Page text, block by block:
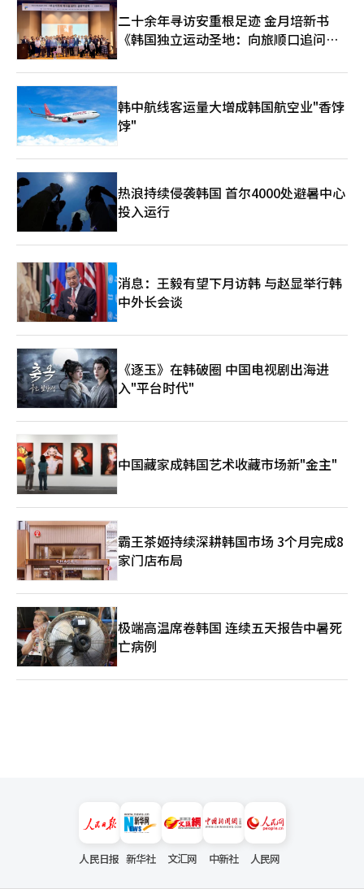
相关设备投资。为了应对航班增加，同时保持安全标准，内部投资
的扩大被认为是不可避免的。同日，国土部由航空政策室长朱钟完
主持召开航空安全协商会。会议不仅有航空公司，还包括气象厅、
航空铁路事故调查委员会、仁川国际机场公司、韩国机场公司、韩
国交通安全公团等参与，签署航空安全政策宣言，并签署扩大安全
数据和信息共享的协议。政府计划通过机构间的信息共享，早期捕
捉风险迹象，提高应对速度。将从航空公司单独应对转变为包括机
场、气象、调查机构在内的综合安全管理体系。洪志善次官表
示：“由于油价短期急剧上涨，国民负担加重，希望航空公司通过
积极的自救努力将负担降到最低。政府也将积极支持行业所需的事
项，以克服当前危机并稳定航空运输产业。”※ 本报道经人工智
能（AI）系统翻译与编辑。
二十余年寻访安重根足迹 金月培新书
《韩国独立运动圣地：向旅顺口追问历
韩中航线客运量大增成韩国航空业"香饽
饽"
热浪持续侵袭韩国 首尔4000处避暑中心
投入运行
消息：王毅有望下月访韩 与赵显举行韩
中外长会谈
《逐玉》在韩破圈 中国电视剧出海进
入"平台时代"
中国藏家成韩国艺术收藏市场新"金主"
霸王茶姬持续深耕韩国市场 3个月完成8
家门店布局
极端高温席卷韩国 连续五天报告中暑死
亡病例
人民日报 新华社 文汇网 中新社 人民网